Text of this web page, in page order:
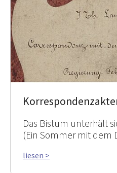
Das Bistum unterhält
(Ein Sommer mit dem
liesen >